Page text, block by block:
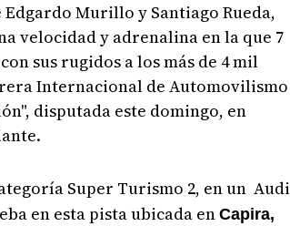
Murillo y Santiago Rueda,
velocidad y adrenalina en la que 7
sus rugidos a los más de 4 mil
Internacional de Automovilismo
disputada este domingo, en
Super Turismo 2, en un Audi
en esta pista ubicada en Capira,